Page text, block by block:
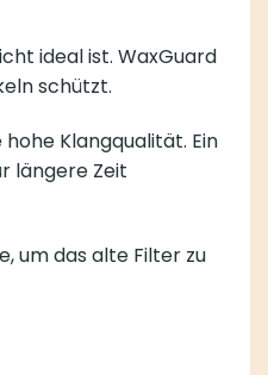
ideal ist. WaxGuard
schützt.
Klangqualität. Ein
längere Zeit
um das alte Filter zu